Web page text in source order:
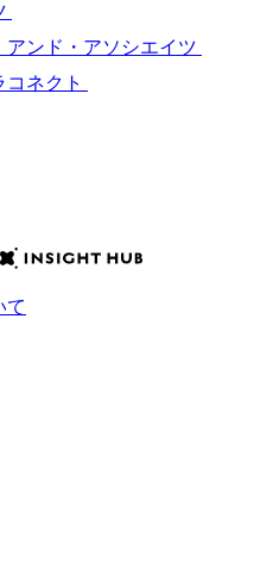
アンド・アソシエイツ
ネクト
て